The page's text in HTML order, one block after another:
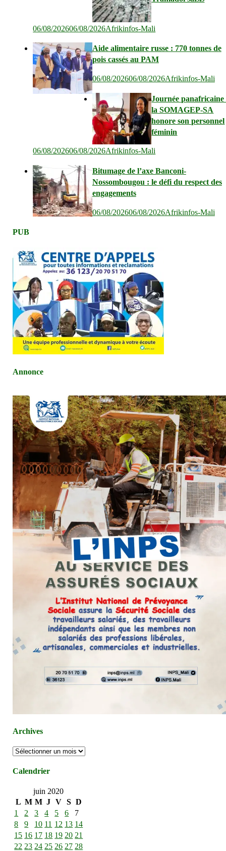
06/08/202606/08/2026Afrikinfos-Mali
Aide alimentaire russe : 770 tonnes de
pois cassés au PAM
06/08/202606/08/2026Afrikinfos-Mali
Journée panafricaine
la SOMAGEP-SA
honore son personnel
féminin
06/08/202606/08/2026Afrikinfos-Mali
Bitumage de l’axe Banconi-
Nossombougou : le défi du respect des
engagements
06/08/202606/08/2026Afrikinfos-Mali
PUB
Annonce
Archives
Archives
Calendrier
juin 2020
L M M J V S D
1
2 3 4 5 6
7
8
9 10 11 12 13 14
15 16 17 18 19 20 21
22 23 24 25 26 27 28